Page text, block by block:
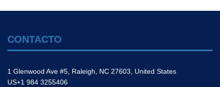
CONTACTO
1 Glenwood Ave #5, Raleigh, NC 27603, United States
US+1 984 3255406